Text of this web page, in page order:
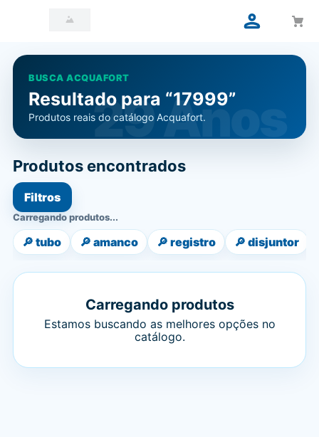
BUSCA ACQUAFORT
Resultado para “17999”
Produtos reais do catálogo Acquafort.
Produtos encontrados
Filtros
Nenhum produto exibido
🔎 tubo 🔎 amanco 🔎 registro 🔎 disjuntor
Nenhum produto encontrado
Tente remover filtros ou buscar por Amanco,
tubo, registro, disjuntor ou fale com o